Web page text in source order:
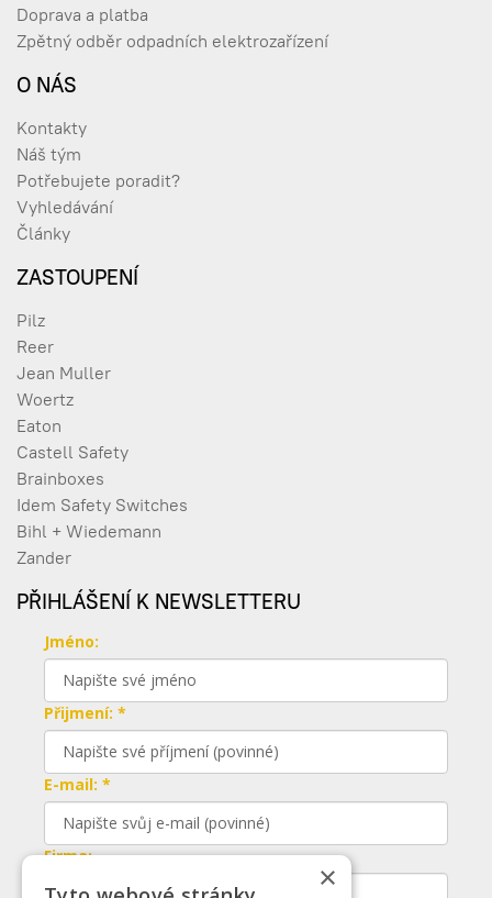
Doprava a platba
Zpětný odběr odpadních elektrozařízení
O NÁS
Kontakty
Náš tým
Potřebujete poradit?
Vyhledávání
Články
ZASTOUPENÍ
Pilz
Reer
Jean Muller
Woertz
Eaton
Castell Safety
Brainboxes
Idem Safety Switches
Bihl + Wiedemann
Zander
PŘIHLÁŠENÍ K NEWSLETTERU
Jméno:
Přijmení: *
E-mail: *
Firma:
×